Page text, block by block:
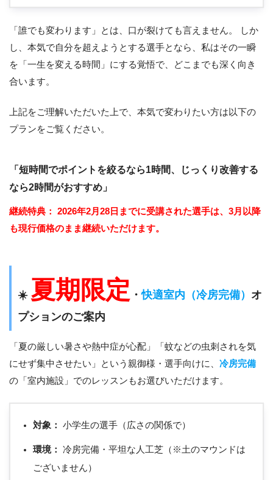
「誰でも変わります」とは、口が裂けても言えません。 しか
し、本気で自分を超えようとする選手となら、私はその一瞬
を「一生を変える時間」にする覚悟で、どこまでも深く向き
合います。
上記をご理解いただいた上で、本気で変わりたい方は以下の
プランをご覧ください。
「短時間でポイントを絞るなら1時間、じっくり改善する
なら2時間がおすすめ」
継続特典：
2026年2月28日までに受講された選手は、3月以降
も現行価格のまま継続いただけます。
☀️ 夏期限定 ・快適室内（冷房完備） オ
プションのご案内
「夏の厳しい暑さや熱中症が心配」「蚊などの虫刺されを気
にせず集中させたい」という親御様・選手向けに、 冷房完備
の「室内施設」でのレッスンもお選びいただけます。
対象： 小学生の選手（広さの関係で）
環境：
冷房完備・平坦な人工芝（※土のマウンドは
ございません）